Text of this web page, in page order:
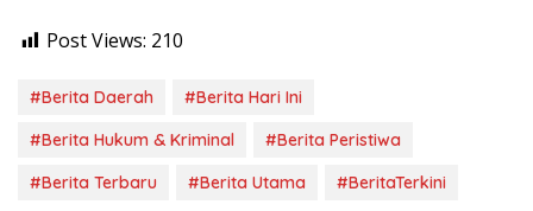
Post Views: 210
#Berita Daerah
#Berita Hari Ini
#Berita Hukum & Kriminal
#Berita Peristiwa
#Berita Terbaru
#Berita Utama #BeritaTerkini